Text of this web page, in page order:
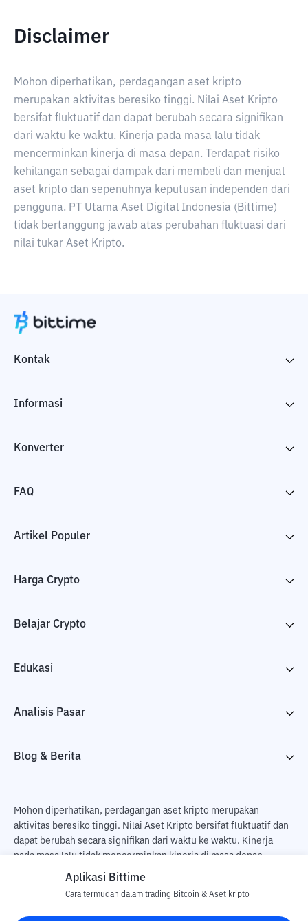
Disclaimer
Mohon diperhatikan, perdagangan aset kripto
merupakan aktivitas beresiko tinggi. Nilai Aset Kripto
bersifat fluktuatif dan dapat berubah secara signifikan
dari waktu ke waktu. Kinerja pada masa lalu tidak
mencerminkan kinerja di masa depan. Terdapat risiko
kehilangan sebagai dampak dari membeli dan menjual
aset kripto dan sepenuhnya keputusan independen dari
pengguna. PT Utama Aset Digital Indonesia (Bittime)
tidak bertanggung jawab atas perubahan fluktuasi dari
nilai tukar Aset Kripto.
Kontak
Informasi
Konverter
FAQ
Artikel Populer
Harga Crypto
Belajar Crypto
Edukasi
Analisis Pasar
Blog & Berita
Mohon diperhatikan, perdagangan aset kripto merupakan
aktivitas beresiko tinggi. Nilai Aset Kripto bersifat fluktuatif dan
dapat berubah secara signifikan dari waktu ke waktu. Kinerja
pada masa lalu tidak mencerminkan kinerja di masa depan.
Terdapat risiko kehilangan sebagai dampak dari membeli dan
pengguna. PT Utama Aset Digital Indonesia (Bittime) tidak
bertanggung jawab atas perubahan fluktuasi dari nilai tukar Aset
Aplikasi Bittime
Cara termudah dalam trading Bitcoin & Aset kripto